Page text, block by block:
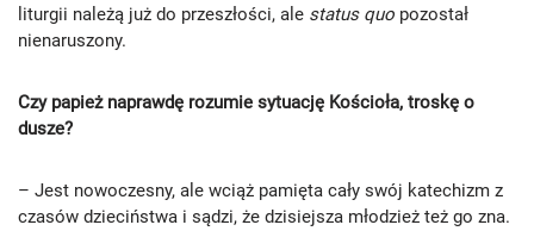
liturgii należą już do przeszłości, ale status quo pozostał
nienaruszony.
Czy papież naprawdę rozumie sytuację Kościoła, troskę o
dusze?
– Jest nowoczesny, ale wciąż pamięta cały swój katechizm z
czasów dzieciństwa i sądzi, że dzisiejsza młodzież też go zna.